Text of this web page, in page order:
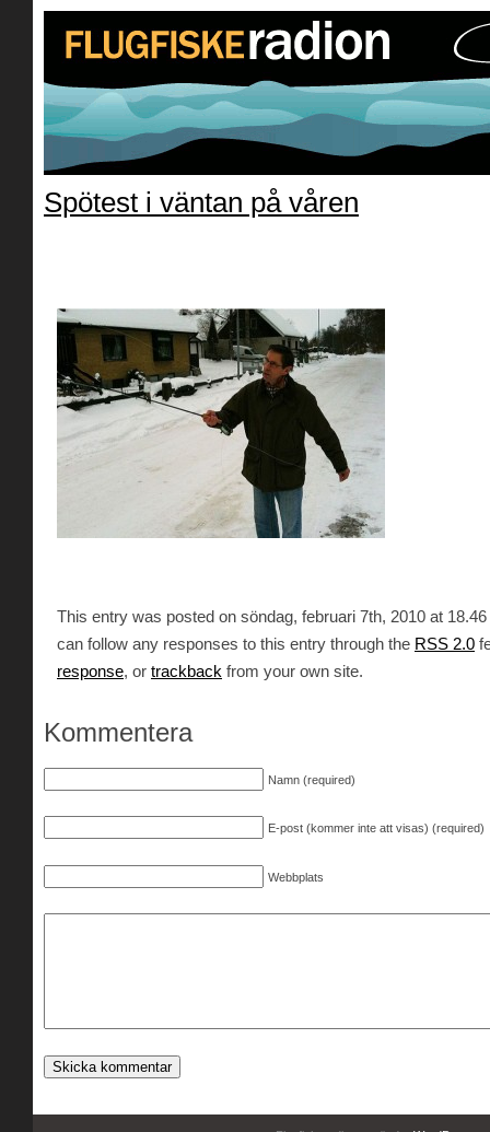
Spötest i väntan på våren
This entry was posted on söndag, februari 7th, 2010 at
can follow any responses to this entry through the RSS 2.0
response, or trackback from your own site.
Kommentera
Namn (required)
E-post (kommer inte att visas) (required)
Webbplats